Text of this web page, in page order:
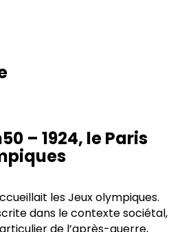
– 1924, le Paris
les Jeux olympiques.
dans le contexte sociétal,
de l’après-guerre,